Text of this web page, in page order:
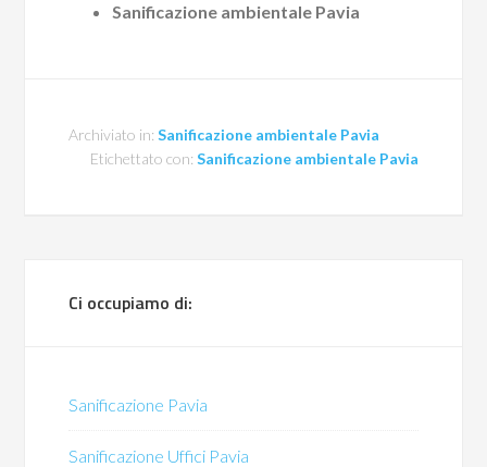
Sanificazione ambientale Pavia
Archiviato in:Sanificazione ambientale Pavia
Etichettato con: Sanificazione ambientale Pavia
Ci occupiamo di:
Sanificazione Pavia
Sanificazione Uffici Pavia